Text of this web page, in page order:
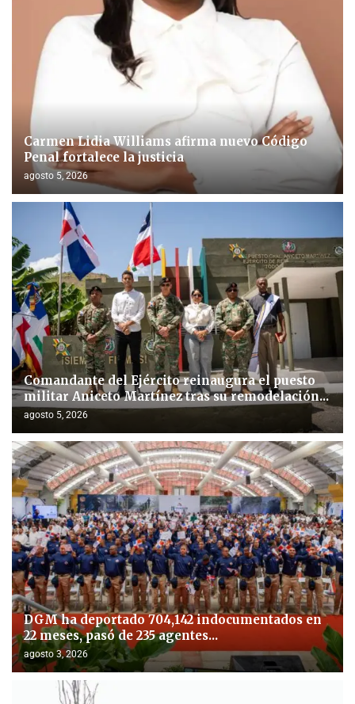
Carmen Lidia Williams afirma nuevo Código
Penal fortalece la justicia
agosto 5, 2026
Comandante del Ejército reinaugura el puesto
militar Aniceto Martínez tras su remodelación...
agosto 5, 2026
DGM ha deportado 704,142 indocumentados en
22 meses, pasó de 235 agentes...
agosto 3, 2026